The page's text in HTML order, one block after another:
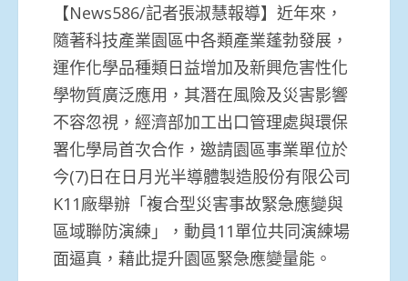
【News586/記者張淑慧報導】近年來，
隨著科技產業園區中各類產業蓬勃發展，
運作化學品種類日益增加及新興危害性化
學物質廣泛應用，其潛在風險及災害影響
不容忽視，經濟部加工出口管理處與環保
署化學局首次合作，邀請園區事業單位於
今(7)日在日月光半導體製造股份有限公司
K11廠舉辦「複合型災害事故緊急應變與
區域聯防演練」，動員11單位共同演練場
面逼真，藉此提升園區緊急應變量能。